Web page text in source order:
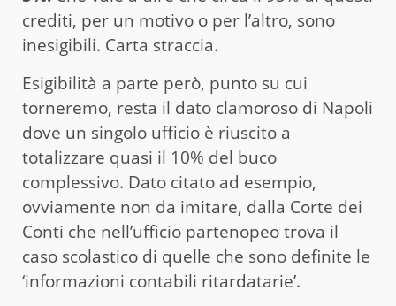
crediti, per un motivo o per l’altro, sono
inesigibili. Carta straccia.
Esigibilità a parte però, punto su cui
torneremo, resta il dato clamoroso di Napoli
dove un singolo ufficio è riuscito a
totalizzare quasi il 10% del buco
complessivo. Dato citato ad esempio,
ovviamente non da imitare, dalla Corte dei
Conti che nell’ufficio partenopeo trova il
caso scolastico di quelle che sono definite le
‘informazioni contabili ritardatarie’.